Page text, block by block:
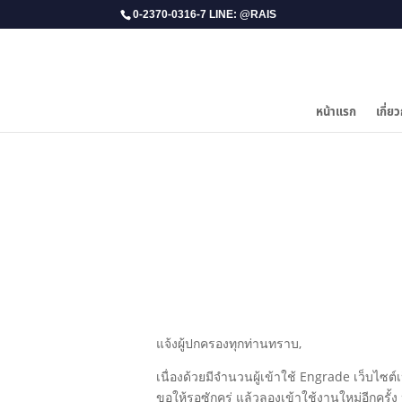
0-2370-0316-7 LINE: @RAIS
หน้าแรก เกี่ย
แจ้งผู้ปกครองทุกท่านทราบ,
เนื่องด้วยมีจำนวนผู้เข้าใช้ Engrade เว็บไซ
ขอให้รอซักครู่ แล้วลองเข้าใช้งานใหม่อีกครั้